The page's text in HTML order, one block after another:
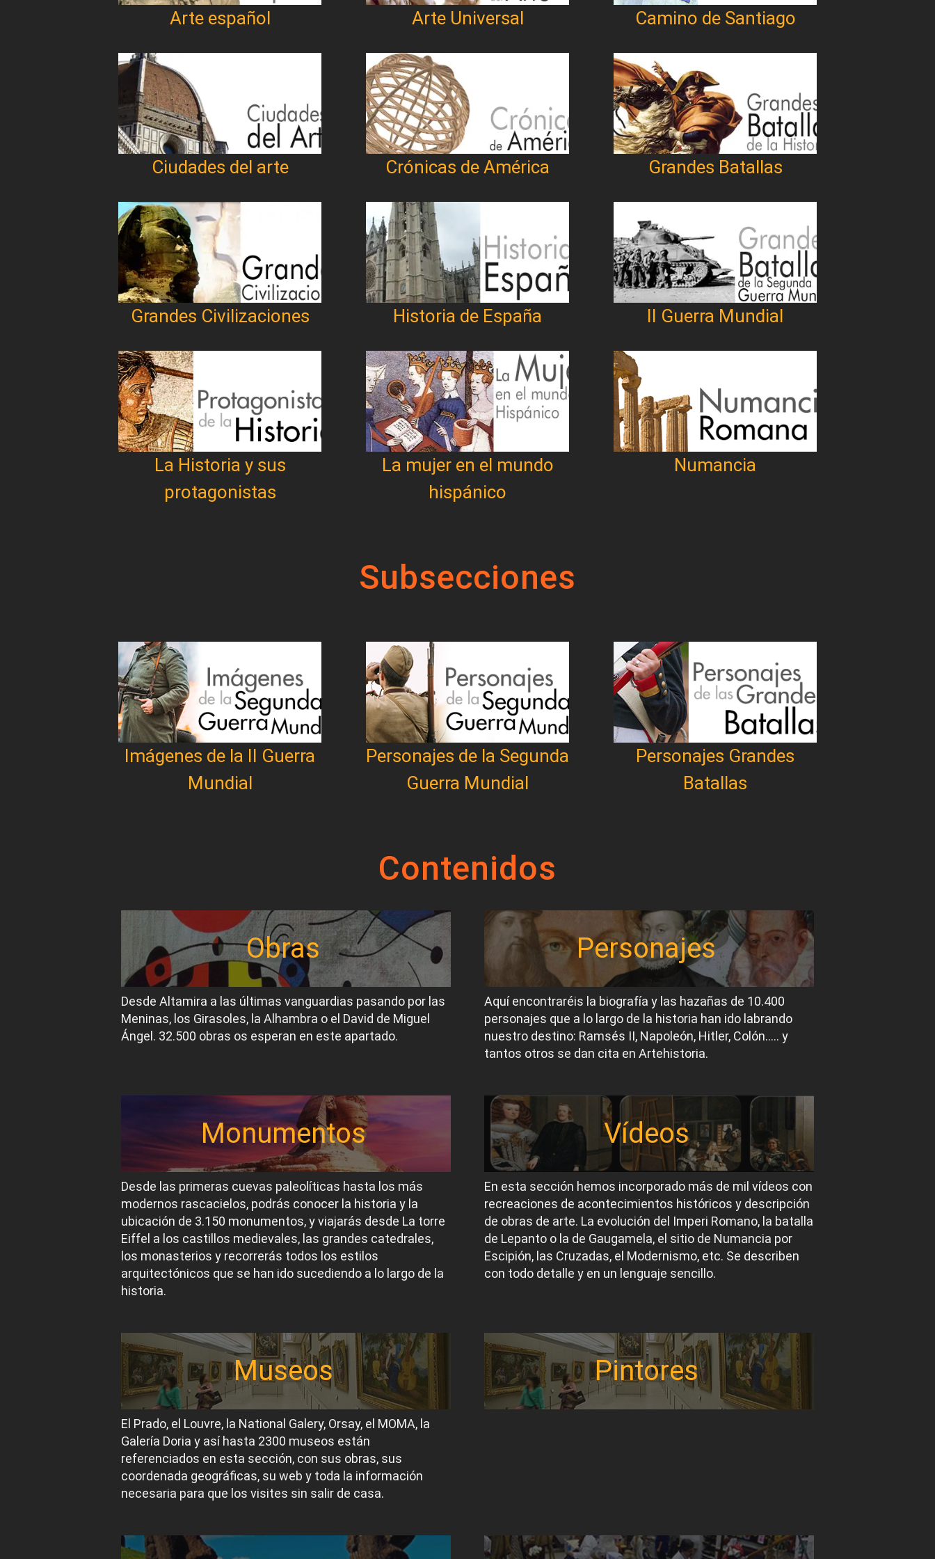
Arte español Arte Universal Camino de Santiago
Ciudades del arte Crónicas de América Grandes Batallas
Grandes Civilizaciones Historia de España II Guerra Mundial
La Historia y sus
protagonistas
La mujer en el mundo
hispánico
Numancia
Subsecciones
Imágenes de la II Guerra
Mundial
Personajes de la Segunda
Guerra Mundial
Personajes Grandes
Batallas
Contenidos
Obras
Desde Altamira a las últimas vanguardias pasando por las
Meninas, los Girasoles, la Alhambra o el David de Miguel
Ángel. 32.500 obras os esperan en este apartado.
Personajes
Aquí encontraréis la biografía y las hazañas de 10.400
personajes que a lo largo de la historia han ido labrando
nuestro destino: Ramsés II, Napoleón, Hitler, Colón….. y
tantos otros se dan cita en Artehistoria.
Monumentos
Desde las primeras cuevas paleolíticas hasta los más
modernos rascacielos, podrás conocer la historia y la
ubicación de 3.150 monumentos, y viajarás desde La torre
Eiffel a los castillos medievales, las grandes catedrales,
los monasterios y recorrerás todos los estilos
arquitectónicos que se han ido sucediendo a lo largo de la
historia.
Vídeos
En esta sección hemos incorporado más de mil vídeos con
recreaciones de acontecimientos históricos y descripción
de obras de arte. La evolución del Imperi Romano, la batalla
de Lepanto o la de Gaugamela, el sitio de Numancia por
Escipión, las Cruzadas, el Modernismo, etc. Se describen
con todo detalle y en un lenguaje sencillo.
Museos
El Prado, el Louvre, la National Galery, Orsay, el MOMA, la
Galería Doria y así hasta 2300 museos están
referenciados en esta sección, con sus obras, sus
coordenada geográficas, su web y toda la información
necesaria para que los visites sin salir de casa.
Pintores